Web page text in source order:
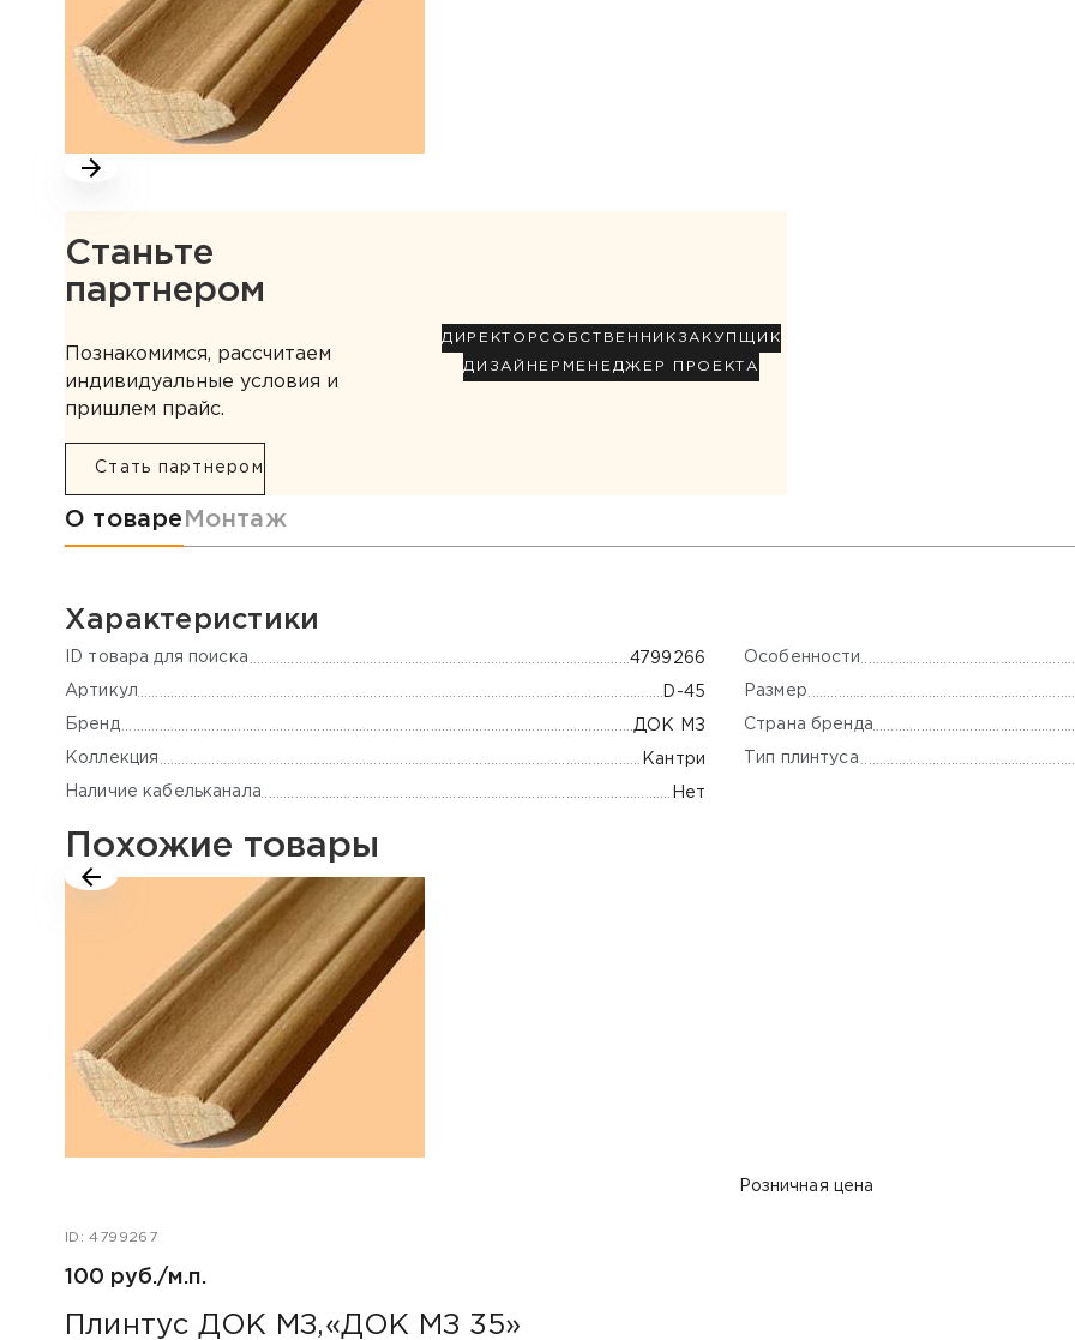
Станьте
партнером
Познакомимся, рассчитаем
индивидуальные условия и
пришлем прайс.
Стать партнером
ДИРЕКТОР СОБСТВЕННИК ЗАКУПЩИК
ДИЗАЙНЕР МЕНЕДЖЕР ПРОЕКТА
Информация о товаре
О товаре Монтаж
Характеристики
ID товара для поиска 4799266
Артикул D-45
Бренд ДОК МЗ
Коллекция Кантри
Наличие кабельканала Нет
Особенности
Размер
Страна бренда
Тип плинтуса
Похожие товары
Розничная цена
ID: 4799267
100 руб./м.п.
Плинтус ДОК МЗ,«ДОК МЗ 35»